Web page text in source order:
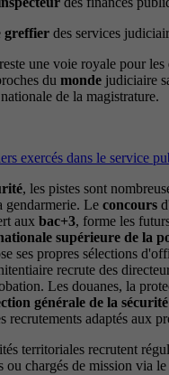
greffier des services
reste une voie royale pour les
du monde judiciaire
nationale de la magistrature.
exercés dans le service
, les pistes sont
gendarmerie. Le concours
aux bac+3, forme les
supérieure de la
ses propres sélections
recrute des
Les douanes, la
générale de la
recrutements adaptés aux
territoriales recrutent
ou chargés de mission via le